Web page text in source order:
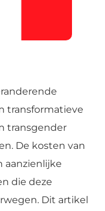
transformatieve
transgender
De kosten van
aanzienlijke
die deze
Dit artikel